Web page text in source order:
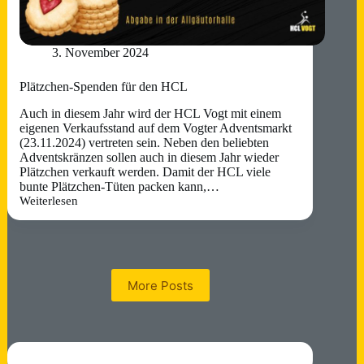
3. November 2024
Plätzchen-Spenden für den HCL
Auch in diesem Jahr wird der HCL Vogt mit einem
eigenen Verkaufsstand auf dem Vogter Adventsmarkt
(23.11.2024) vertreten sein. Neben den beliebten
Adventskränzen sollen auch in diesem Jahr wieder
Plätzchen verkauft werden. Damit der HCL viele
bunte Plätzchen-Tüten packen kann,…
Weiterlesen
Plätzchen-
Spenden
More Posts